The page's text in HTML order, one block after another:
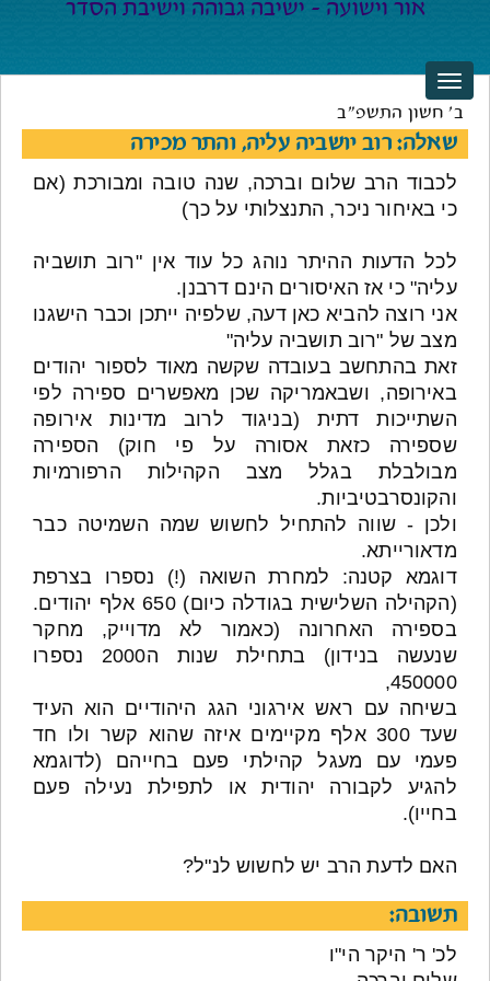
ב' חשון התשפ"ב
שאלה: רוב יושביה עליה, והתר מכירה
לכבוד הרב שלום וברכה, שנה טובה ומבורכת (אם
כי באיחור ניכר, התנצלותי על כך)
לכל הדעות ההיתר נוהג כל עוד אין "רוב תושביה
עליה" כי אז האיסורים הינם דרבנן.
אני רוצה להביא כאן דעה, שלפיה ייתכן וכבר הישגנו
מצב של "רוב תושביה עליה"
זאת בהתחשב בעובדה שקשה מאוד לספור יהודים
באירופה, ושבאמריקה שכן מאפשרים ספירה לפי
השתייכות דתית (בניגוד לרוב מדינות אירופה
שספירה כזאת אסורה על פי חוק) הספירה
מבולבלת בגלל מצב הקהילות הרפורמיות
והקונסרבטיביות.
ולכן - שווה להתחיל לחשוש שמה השמיטה כבר
מדאורייתא.
דוגמא קטנה: למחרת השואה (!) נספרו בצרפת
(הקהילה השלישית בגודלה כיום) 650 אלף יהודים.
בספירה האחרונה (כאמור לא מדוייק, מחקר
שנעשה בנידון) בתחילת שנות ה2000 נספרו
450000,
בשיחה עם ראש אירגוני הגג היהודיים הוא העיד
שעד 300 אלף מקיימים איזה שהוא קשר ולו חד
פעמי עם מעגל קהילתי פעם בחייהם (לדוגמא
להגיע לקבורה יהודית או לתפילת נעילה פעם
בחייו).
האם לדעת הרב יש לחשוש לנ"ל?
תשובה:
לכ' ר' היקר הי"ו